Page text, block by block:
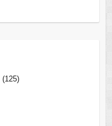
(125)